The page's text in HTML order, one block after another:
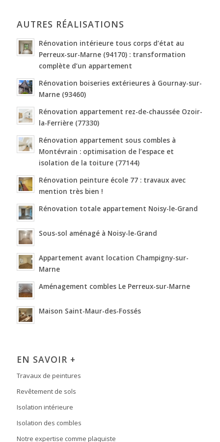
AUTRES RÉALISATIONS
Rénovation intérieure tous corps d’état au
Perreux-sur-Marne (94170) : transformation
complète d’un appartement
Rénovation boiseries extérieures à Gournay-sur-
Marne (93460)
Rénovation appartement rez-de-chaussée Ozoir-
la-Ferrière (77330)
Rénovation appartement sous combles à
Montévrain : optimisation de l’espace et
isolation de la toiture (77144)
Rénovation peinture école 77 : travaux avec
mention très bien !
Rénovation totale appartement Noisy-le-Grand
Sous-sol aménagé à Noisy-le-Grand
Appartement avant location Champigny-sur-
Marne
Aménagement combles Le Perreux-sur-Marne
Maison Saint-Maur-des-Fossés
EN SAVOIR +
Travaux de peintures
Revêtement de sols
Isolation intérieure
Isolation des combles
Notre expertise comme plaquiste